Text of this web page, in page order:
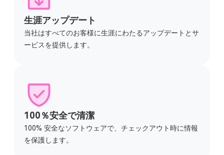
生涯アップデート
当社はすべてのお客様に生涯にわたるアップデートとサ
ービスを提供します。
100％安全で清潔
100% 安全なソフトウェアで、チェックアウト時に情報
を保護します。